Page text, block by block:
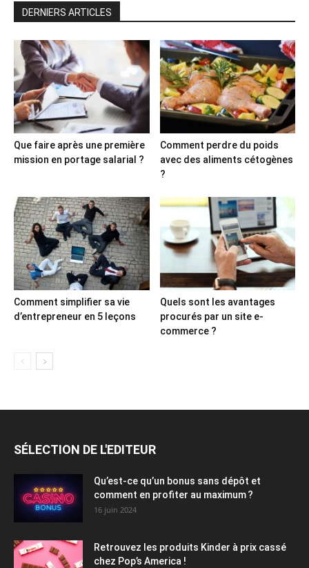
DERNIERS ARTICLES
Que faire après une première
mission en portage salarial ?
Comment perdre du poids
avec des aliments cétogènes
?
Comment simplifier sa vie
d’entrepreneur en 5 leçons
Quels sont les avantages
procurés par un site e-
commerce ?
SÉLECTION DE L'EDITEUR
Qu’est-ce qu’un bonus sans dépôt et
comment en profiter au maximum ?
16 juin 2024
Retrouvez les produits Kinder à prix cassé
chez Pop’s America !